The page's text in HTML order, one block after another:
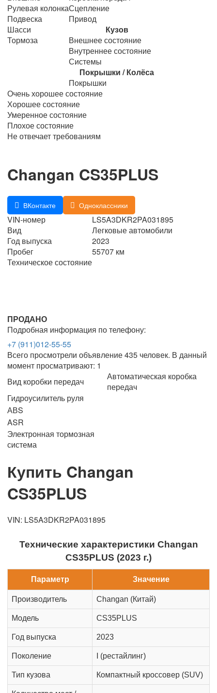
Рулевая колонкаСцепление
Подвеска
Привод
Шасси
Кузов
Тормоза
Внешнее состояние
Внутреннее состояние
Системы
Покрышки / Колёса
Покрышки
Очень хорошее состояние
Хорошее состояние
Умеренное состояние
Плохое состояние
Не отвечает требованиям
Changan CS35PLUS
ВКонтакте Одноклассники
VIN-номер
LS5A3DKR2PA031895
Вид
Легковые автомобили
Год выпуска
2023
Пробег
55707 км
Техническое состояние
ПРОДАНО
Подробная информация по телефону:
+7 (911)012-55-55
Всего просмотрели объявление 435 человек. В данный
момент просматривают: 1
Вид коробки передач
Автоматическая коробка
передач
Гидроусилитель руля
АВS
ASR
Электронная тормозная
система
Купить Changan
CS35PLUS
VIN: LS5A3DKR2PA031895
Технические характеристики Changan
CS35PLUS (2023 г.)
Параметр Значение
Производитель Changan (Китай)
Модель CS35PLUS
Год выпуска 2023
Поколение I (рестайлинг)
Тип кузова Компактный кроссовер (SUV)